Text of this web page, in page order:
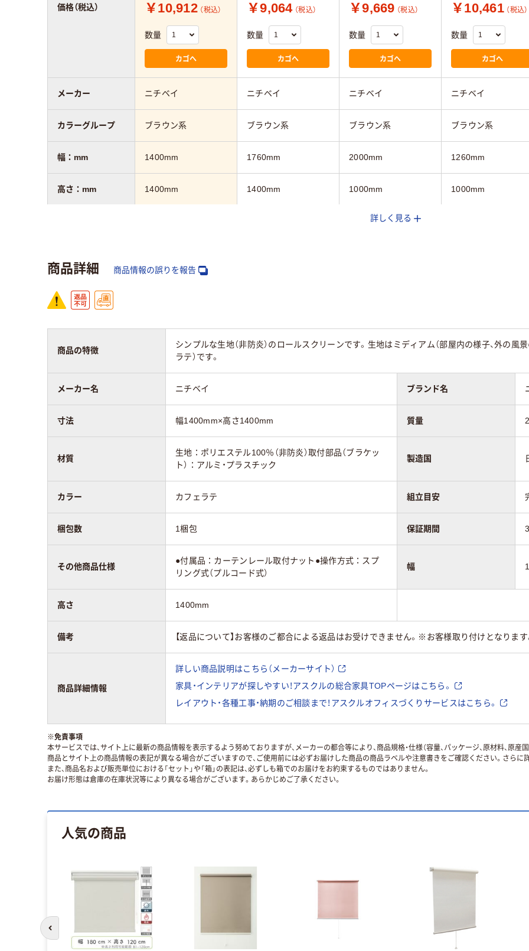
￥10,912 （税込）
数量
カゴへ
￥9,064 （税込）
数量
カゴへ
￥9,669 （税込）
数量
カゴへ
￥10,461 （税込）
数量
カゴへ
ニチベイ ニチベイ ニチベイ ニチベイ
ブラウン系 ブラウン系 ブラウン系 ブラウン系
1400mm 1760mm 2000mm 1260mm
1400mm 1400mm 1000mm 1000mm
価格（税込）
メーカー
カラーグループ
幅：mm
高さ：mm
詳しく見る
商品詳細 商品情報の誤りを報告
商品の特徴
シンプルな生地（非防炎）のロールスクリーンです。生地はミディアム（部屋内の様子、外の風
ラテ）です。
メーカー名 ニチベイ ブランド名
寸法 幅1400mm×高さ1400mm 質量
材質
生地：ポリエステル100％（非防炎）取付部品（ブラケッ
ト）：アルミ・プラスチック
製造国
カラー カフェラテ 組立目安
梱包数 1梱包 保証期間
その他商品仕様
●付属品：カーテンレール取付ナット●操作方式：スプ
リング式（プルコード式）
幅
高さ 1400mm
備考 【返品について】お客様のご都合による返品はお受けできません。※お客様取り付けとなりま
商品詳細情報
詳しい商品説明はこちら（メーカーサイト）
家具・インテリアが探しやすい！アスクルの総合家具TOPページはこちら。
レイアウト・各種工事・納期のご相談まで！アスクルオフィスづくりサービスはこちら。
※免責事項
本サービスでは、サイト上に最新の商品情報を表示するよう努めておりますが、メーカーの都合等により、商品規格・仕様（容量、パッケージ、原材料、原
商品とサイト上の商品情報の表記が異なる場合がございますので、ご使用前には必ずお届けした商品の商品ラベルや注意書きをご確認ください。さらに
また、商品名および販売単位における「セット」や「箱」の表記は、必ずしも箱でのお届けをお約束するものではありません。
お届け形態は倉庫の在庫状況等により異なる場合がございます。あらかじめご了承ください。
人気の商品
前のスライドへ